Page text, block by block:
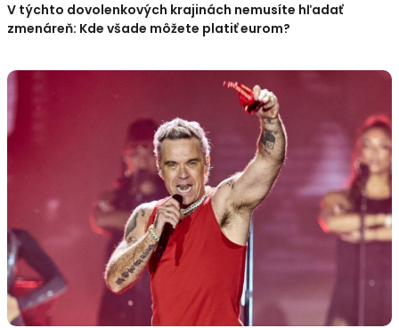
V týchto dovolenkových krajinách nemusíte hľadať
zmenáreň: Kde všade môžete platiť eurom?